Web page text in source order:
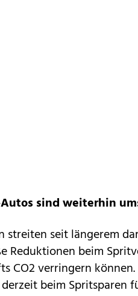
sind weiterhin
streiten seit längerem
Reduktionen beim
CO2 verringern
beim Spritsparen